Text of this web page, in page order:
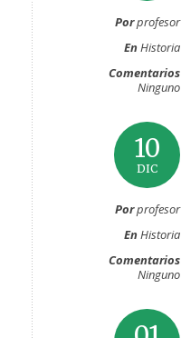
Porprofesor
EnHistoria
Comentarios
Ninguno
10
DIC
Porprofesor
EnHistoria
Comentarios
Ninguno